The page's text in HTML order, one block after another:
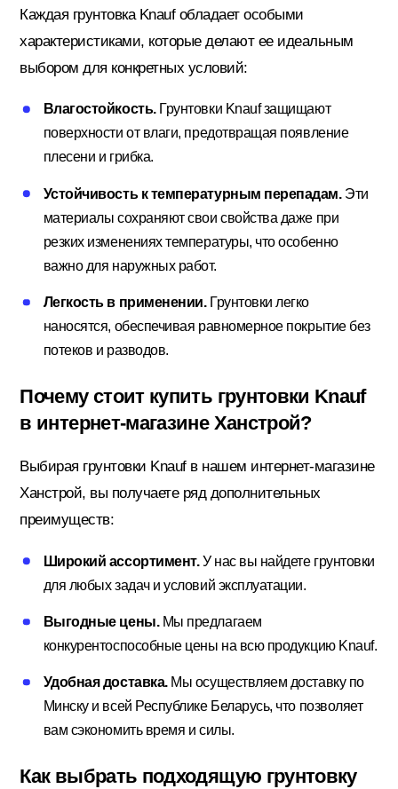
Каждая грунтовка Knauf обладает особыми
характеристиками, которые делают ее идеальным
выбором для конкретных условий:
Влагостойкость.Грунтовки Knauf защищают
поверхности от влаги, предотвращая появление
плесени и грибка.
Устойчивость к температурным перепадам.Эти
материалы сохраняют свои свойства даже при
резких изменениях температуры, что особенно
важно для наружных работ.
Легкость в применении.Грунтовки легко
наносятся, обеспечивая равномерное покрытие без
потеков и разводов.
Почему стоит купить грунтовки Knauf
в интернет-магазине Ханстрой?
Выбирая грунтовки Knauf в нашем интернет-магазине
Ханстрой, вы получаете ряд дополнительных
преимуществ:
Широкий ассортимент.У нас вы найдете грунтовки
для любых задач и условий эксплуатации.
Выгодные цены.Мы предлагаем
конкурентоспособные цены на всю продукцию Knauf.
Удобная доставка.Мы осуществляем доставку по
Минску и всей Республике Беларусь, что позволяет
вам сэкономить время и силы.
Как выбрать подходящую грунтовку